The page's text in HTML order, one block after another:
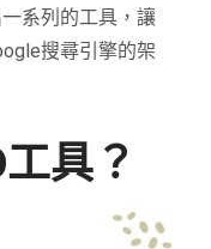
系列的工具，讓
搜尋引擎的架
具？